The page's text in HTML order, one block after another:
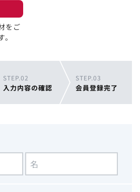
をご
STEP.02
入力内容の確認
STEP.03
会員登録完了